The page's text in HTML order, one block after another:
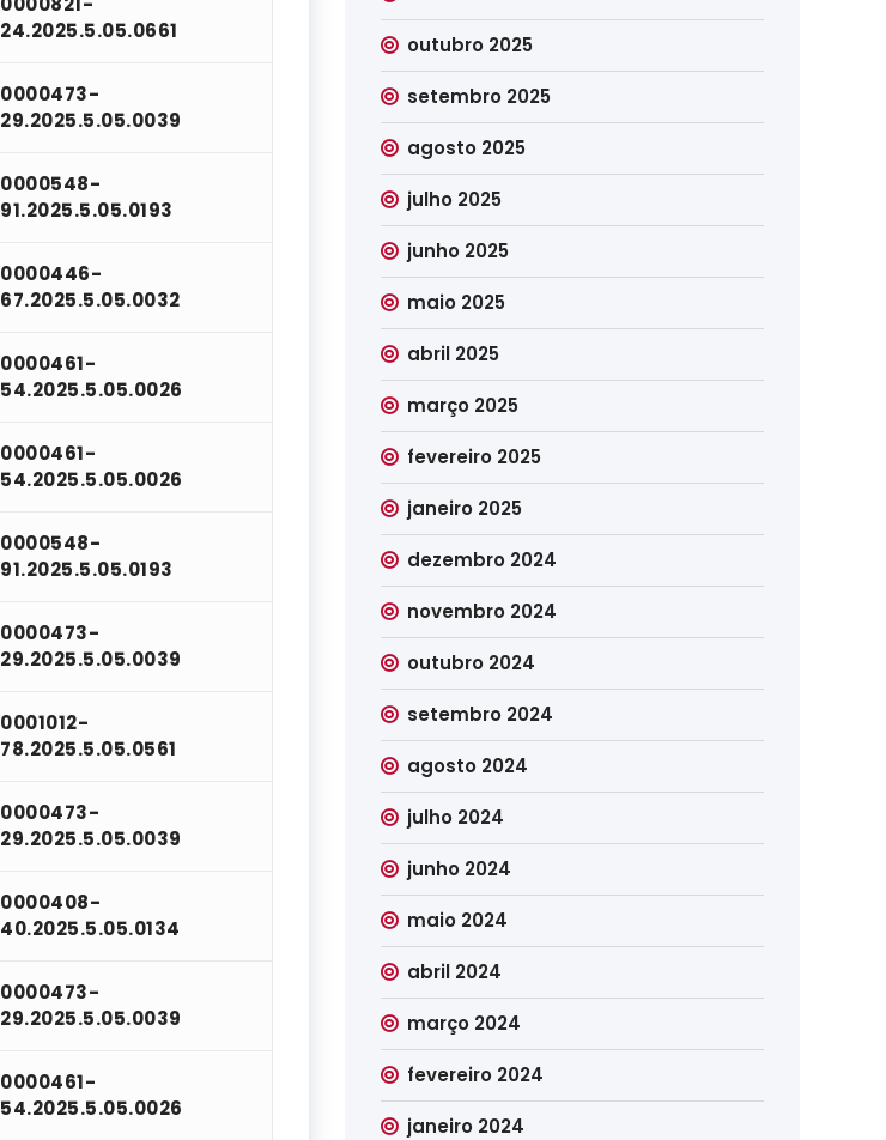
24.2025.5.05.0661
0000473-
29.2025.5.05.0039
0000548-
91.2025.5.05.0193
0000446-
67.2025.5.05.0032
0000461-
54.2025.5.05.0026
0000461-
54.2025.5.05.0026
0000548-
91.2025.5.05.0193
0000473-
29.2025.5.05.0039
0001012-
78.2025.5.05.0561
0000473-
29.2025.5.05.0039
0000408-
40.2025.5.05.0134
0000473-
29.2025.5.05.0039
0000461-
54.2025.5.05.0026
outubro 2025
setembro 2025
agosto 2025
julho 2025
junho 2025
maio 2025
abril 2025
março 2025
fevereiro 2025
janeiro 2025
dezembro 2024
novembro 2024
outubro 2024
setembro 2024
agosto 2024
julho 2024
junho 2024
maio 2024
abril 2024
março 2024
fevereiro 2024
janeiro 2024